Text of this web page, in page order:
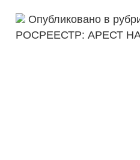
Опубликовано в
РОСРЕЕСТР: АРЕСТ